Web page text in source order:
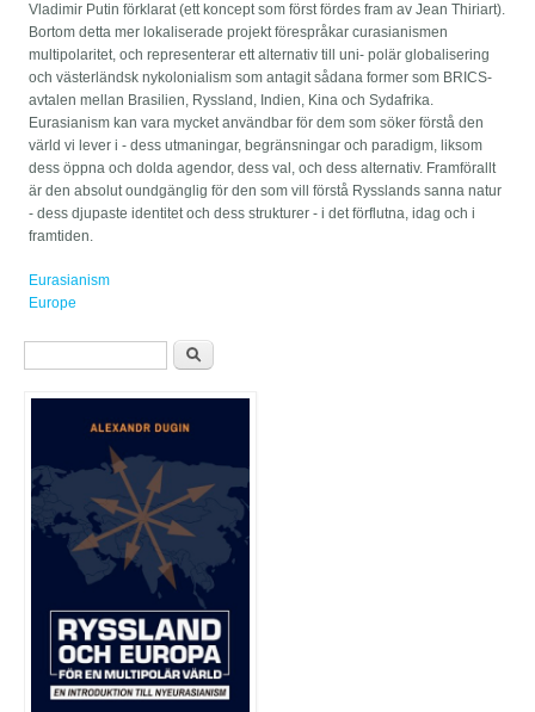
Vladimir Putin förklarat (ett koncept som först fördes fram av Jean Thiriart).
Bortom detta mer lokaliserade projekt förespråkar curasianismen
multipolaritet, och representerar ett alternativ till uni- polär globalisering
och västerländsk nykolonialism som antagit sådana former som BRICS-
avtalen mellan Brasilien, Ryssland, Indien, Kina och Sydafrika.
Eurasianism kan vara mycket användbar för dem som söker förstå den
värld vi lever i - dess utmaningar, begränsningar och paradigm, liksom
dess öppna och dolda agendor, dess val, och dess alternativ. Framförallt
är den absolut oundgänglig för den som vill förstå Rysslands sanna natur
- dess djupaste identitet och dess strukturer - i det förflutna, idag och i
framtiden.
Eurasianism
Europe